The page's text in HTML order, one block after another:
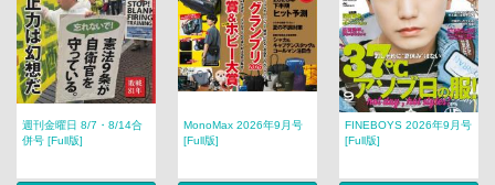
週刊金曜日 8/7・8/14合
併号 [Full版]
MonoMax 2026年9月号
[Full版]
FINEBOYS 2026年9月号
[Full版]